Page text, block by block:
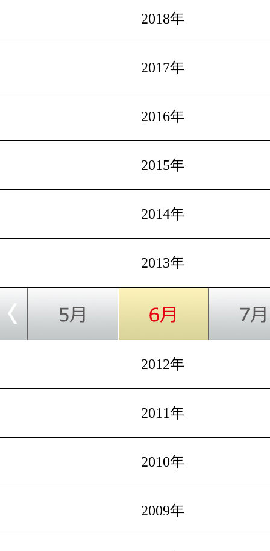
2018年
2017年
2016年
2015年
2014年
2013年
2012年
2011年
2010年
2009年